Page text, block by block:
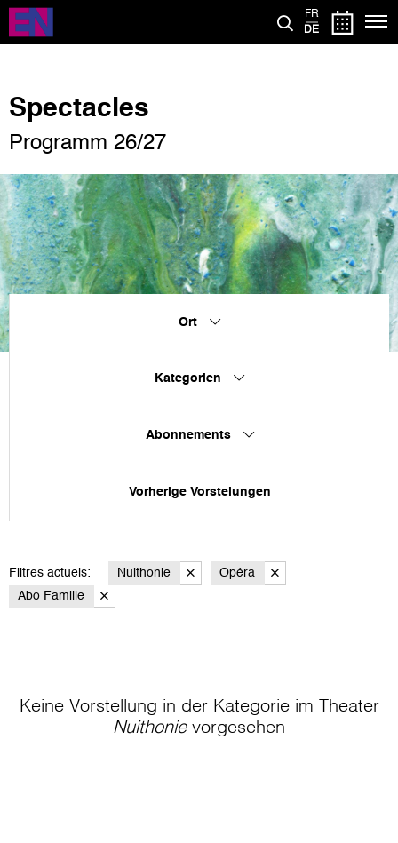
Direkt
zum
Inhalt
FR
DE
Spectacles
Programm 26/27
Ort
Kategorien
Abonnements
Vorherige Vorstelungen
Filtres actuels: Nuithonie
Opéra
Abo Famille
Keine Vorstellung in der Kategorie im Theater
Nuithonievorgesehen